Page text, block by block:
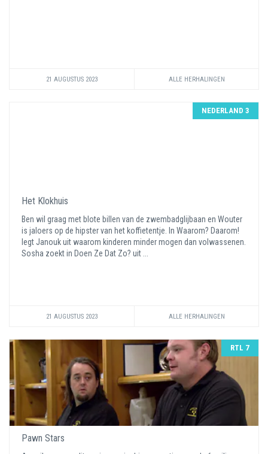
21 AUGUSTUS 2023 ALLE HERHALINGEN
NEDERLAND 3
Het Klokhuis
Ben wil graag met blote billen van de zwembadglijbaan en Wouter
is jaloers op de hipster van het koffietentje. In Waarom? Daarom!
legt Janouk uit waarom kinderen minder mogen dan volwassenen.
Sosha zoekt in Doen Ze Dat Zo? uit ...
21 AUGUSTUS 2023 ALLE HERHALINGEN
RTL 7
Pawn Stars